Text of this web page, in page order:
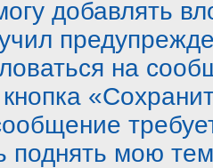
добавлять
на
поднять мою